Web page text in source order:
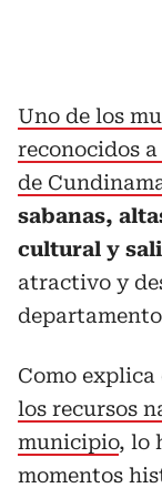
Uno de los
reconocidos
de
sabanas,
cultural y
atractivo y
Como
los recursos
municipio, lo
momentos